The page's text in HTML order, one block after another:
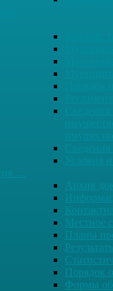
Архив
Местное
Планы
Порядок
Формы